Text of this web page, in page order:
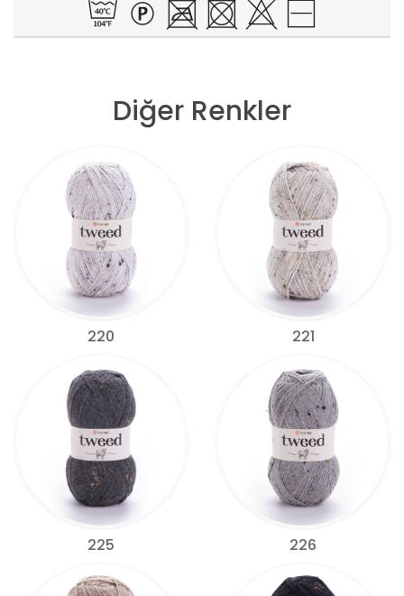
Diğer Renkler
220 221
225 226